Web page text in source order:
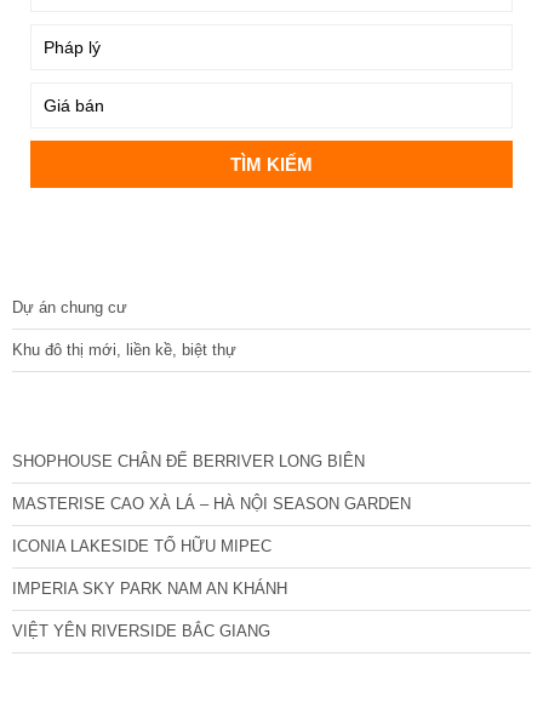
Dự án chung cư
Khu đô thị mới, liền kề, biệt thự
SHOPHOUSE CHÂN ĐẾ BERRIVER LONG BIÊN
MASTERISE CAO XÀ LÁ – HÀ NỘI SEASON GARDEN
ICONIA LAKESIDE TỐ HỮU MIPEC
IMPERIA SKY PARK NAM AN KHÁNH
VIỆT YÊN RIVERSIDE BẮC GIANG